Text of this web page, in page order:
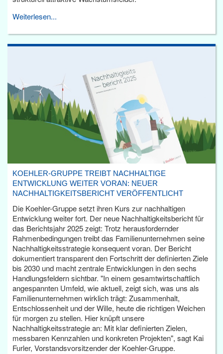
Weiterlesen...
KOEHLER-GRUPPE TREIBT NACHHALTIGE
ENTWICKLUNG WEITER VORAN: NEUER
NACHHALTIGKEITSBERICHT VERÖFFENTLICHT
Die Koehler-Gruppe setzt ihren Kurs zur nachhaltigen
Entwicklung weiter fort. Der neue Nachhaltigkeitsbericht für
das Berichtsjahr 2025 zeigt: Trotz herausfordernder
Rahmenbedingungen treibt das Familienunternehmen seine
Nachhaltigkeitsstrategie konsequent voran. Der Bericht
dokumentiert transparent den Fortschritt der definierten Ziele
bis 2030 und macht zentrale Entwicklungen in den sechs
Handlungsfeldern sichtbar. "In einem gesamtwirtschaftlich
angespannten Umfeld, wie aktuell, zeigt sich, was uns als
Familienunternehmen wirklich trägt: Zusammenhalt,
Entschlossenheit und der Wille, heute die richtigen Weichen
für morgen zu stellen. Hier knüpft unsere
Nachhaltigkeitsstrategie an: Mit klar definierten Zielen,
messbaren Kennzahlen und konkreten Projekten", sagt Kai
Furler, Vorstandsvorsitzender der Koehler-Gruppe.